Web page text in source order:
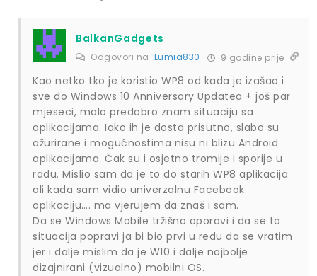
BalkanGadgets
Odgovori na Lumia830 9 godine prije
Kao netko tko je koristio WP8 od kada je izašao i
sve do Windows 10 Anniversary Updatea + još par
mjeseci, malo predobro znam situaciju sa
aplikacijama. Iako ih je dosta prisutno, slabo su
ažurirane i mogućnostima nisu ni blizu Android
aplikacijama. Čak su i osjetno tromije i sporije u
radu. Mislio sam da je to do starih WP8 aplikacija
ali kada sam vidio univerzalnu Facebook
aplikaciju…. ma vjerujem da znaš i sam.
Da se Windows Mobile tržišno oporavi i da se ta
situacija popravi ja bi bio prvi u redu da se vratim
jer i dalje mislim da je W10 i dalje najbolje
dizajnirani (vizualno) mobilni OS.